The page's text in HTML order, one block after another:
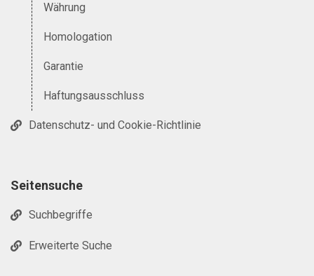
Währung
Homologation
Garantie
Haftungsausschluss
Datenschutz- und Cookie-Richtlinie
Seitensuche
Suchbegriffe
Erweiterte Suche